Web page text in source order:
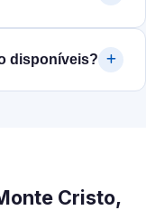
disponíveis?
Cristo,